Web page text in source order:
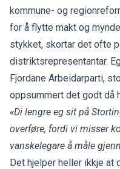
kommune- og
for å flytte makt og
stykket, skortar det ofte
distriktsrepresentantar.
Fjordane Arbeidarparti,
oppsummert det godt då
«Di lengre eg sit på
overføre, fordi vi misser
vanskelegare å måle
Det hjelper heller ikkje at